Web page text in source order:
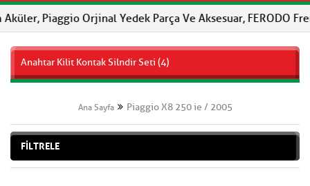
Orjinal Yedek Parça Ve Aksesuar, FERODO Fren
Anahtar Kilit Kontak Silndir Seti (4)
Ana Sayfa Piaggio X8 250 ie / 2005
FİLTRELE